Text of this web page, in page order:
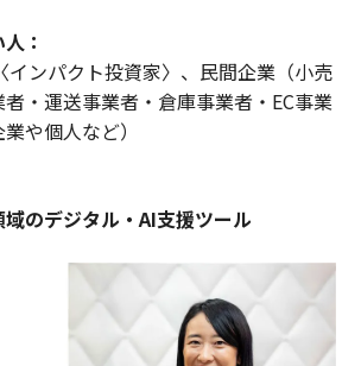
：
インパクト投資家〉、民間企業（小売
・運送事業者・倉庫事業者・EC事業
や個人など）
のデジタル・AI支援ツール